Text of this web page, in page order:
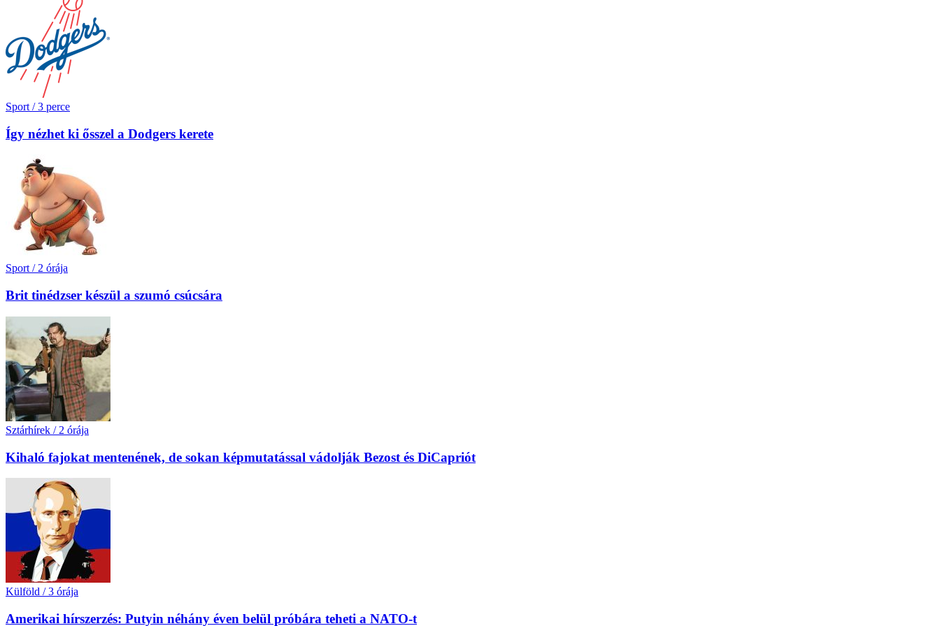
Sport / 3 perce
Így nézhet ki ősszel a Dodgers kerete
Sport / 2 órája
Brit tinédzser készül a szumó csúcsára
Sztárhírek / 2 órája
Kihaló fajokat mentenének, de sokan képmutatással vádolják Bezost és DiCapriót
Külföld / 3 órája
Amerikai hírszerzés: Putyin néhány éven belül próbára teheti a NATO-t